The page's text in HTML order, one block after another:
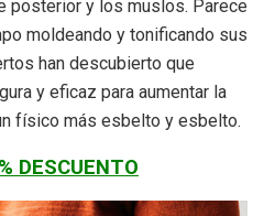
posterior y los muslos. Parece
moldeando y tonificando sus
han descubierto que
y eficaz para aumentar la
físico más esbelto y esbelto.
DESCUENTO